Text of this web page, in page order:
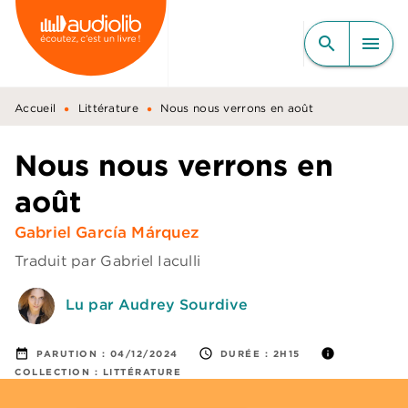
MENU RECHERCHE
CONTENU
PIED DE PAGE
search menu
Accueil • Littérature • Nous nous verrons en août
Nous nous verrons en
août
Gabriel García Márquez
Traduit par Gabriel Iaculli
Lu par Audrey Sourdive
date_range PARUTION : 04/12/2024 access_time DURÉE : 2H15 info
COLLECTION : LITTÉRATURE